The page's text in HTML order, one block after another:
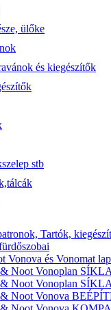
ülőke
és kiegészítők
stb
Tartók,
Vonova és Vonomat
Noot Vonoplan
Noot Vonoplan
Noot Vonova